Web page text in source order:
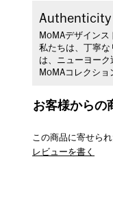
Authenticity
MoMAデザイン
私たちは、丁寧
は、ニューヨー
MoMAコレクショ
お客様からの
この商品に寄せら
レビューを書く